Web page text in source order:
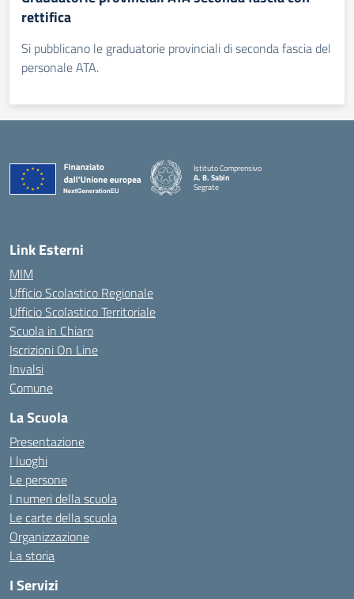
rettifica
Si pubblicano le graduatorie provinciali di seconda fascia del
personale ATA.
Istituto Comprensivo
A. B. Sabin
Segrate
Link Esterni
MIM
Ufficio Scolastico Regionale
Ufficio Scolastico Territoriale
Scuola in Chiaro
Iscrizioni On Line
Invalsi
Comune
La Scuola
Presentazione
I luoghi
Le persone
I numeri della scuola
Le carte della scuola
Organizzazione
La storia
I Servizi